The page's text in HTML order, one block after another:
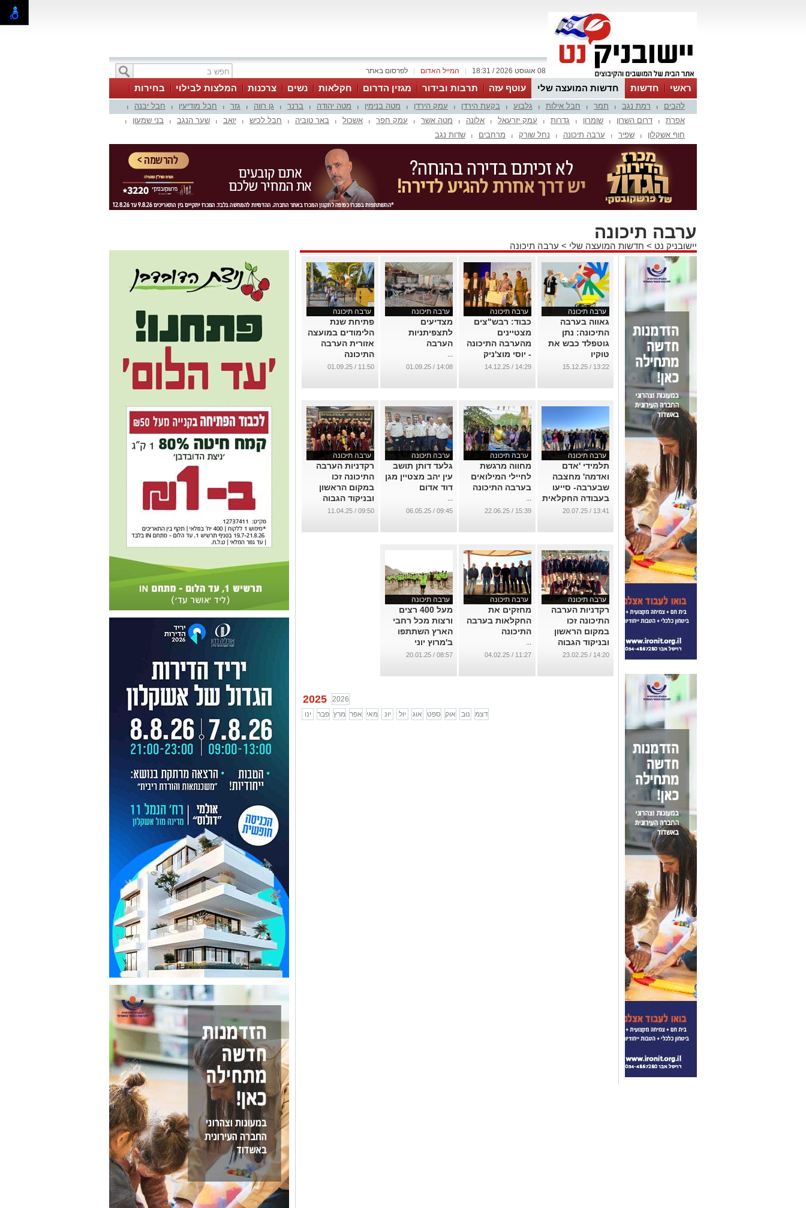
לפרסום באתר המייל האדום 08 אוגוסט 2026 / 18:31
ראשי חדשות חדשות המועצה שלי עוטף עזה תרבות ובידור מגזין הדרום חקלאות נשים צרכנות המלצות לבילוי
בחירות
אינדקס עסקים
לוח טיפים והמלצות להבים רמת נגב תמר חבל אילות גלבוע בקעת הירדן עמק הירדן מטה בנימין מטה יהודה ברנר גן רווה גזר חבל מודיעין חבל יבנה
אפרת דרום השרון שומרון גדרות עמק יזרעאל אלונה מטה אשר עמק חפר אשכול באר טוביה חבל לכיש יואב שער הנגב בני שמעון
חוף אשקלון שפיר ערבה תיכונה נחל שורק מרחבים שדות נגב
ערבה תיכונה
יישובניק נט > חדשות המועצה שלי > ערבה תיכונה
ערבה תיכונה
גאווה בערבה
התיכונה: נתן
גוטפלד כבש את
טוקיו
באולימפיאדת
...
13:22 / 15.12.25
ערבה תיכונה
כבוד: רבש"צים
מצטיינים
מהערבה התיכונה
- יוסי מוצ'ניק
וסער זוהר
14:29 / 14.12.25
ערבה תיכונה
מצדיעים
לתצפיתניות
הערבה
...
14:08 / 01.09.25
ערבה תיכונה
פתיחת שנת
הלימודים במועצה
אזורית הערבה
התיכונה
...
11:50 / 01.09.25
ערבה תיכונה
תלמידי 'אדם
ואדמה' מחצבה
שבערבה- סייעו
בעבודה החקלאית
בשדות עמק
...
13:41 / 20.07.25
ערבה תיכונה
מחווה מרגשת
לחיילי המילואים
בערבה התיכונה
...
15:39 / 22.06.25
ערבה תיכונה
גלעד דותן תושב
עין יהב מצטיין מגן
דוד אדום
...
09:45 / 06.05.25
ערבה תיכונה
רקדניות הערבה
התיכונה זכו
במקום הראשון
ובניקוד הגבוה
ביותר- גראנד פרי
09:50 / 11.04.25
ערבה תיכונה
רקדניות הערבה
התיכונה זכו
במקום הראשון
ובניקוד הגבוה
ביותר- גראנד פרי
הבינלאומית
14:20 / 23.02.25
ערבה תיכונה
מחזקים את
החקלאות בערבה
התיכונה
...
11:27 / 04.02.25
ערבה תיכונה
מעל 400 רצים
ורצות מכל רחבי
הארץ השתתפו
ב'מרוץ יוני
בערבה' לזכרו של
בערבה התיכונה
08:57 / 20.01.25
2025
2026
ינו
פבר מרץ אפר מאי יונ יול אוג ספט אוק נוב דצמ